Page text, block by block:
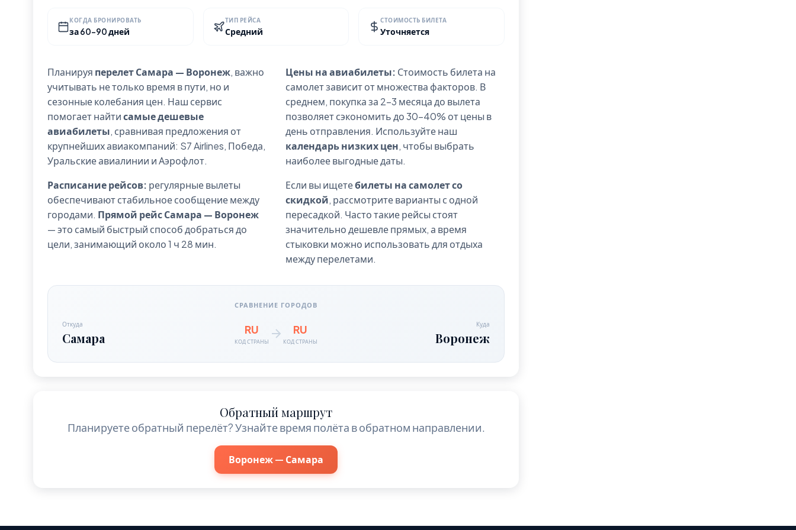
КОГДА БРОНИРОВАТЬ
за 60-90 дней
ТИП РЕЙСА
Средний
СТОИМОСТЬ БИЛЕТА
Уточняется
Планируя перелет Самара — Воронеж, важно
учитывать не только время в пути, но и
сезонные колебания цен. Наш сервис
помогает найтисамые дешевые
авиабилеты, сравнивая предложения от
крупнейших авиакомпаний: S7 Airlines, Победа,
Уральские авиалинии и Аэрофлот.
Расписание рейсов: регулярные вылеты
обеспечивают стабильное сообщение между
городами. Прямой рейс Самара — Воронеж
— это самый быстрый способ добраться до
цели, занимающий около 1 ч 28 мин.
Цены на авиабилеты: Стоимость билета на
самолет зависит от множества факторов. В
среднем, покупка за 2-3 месяца до вылета
позволяет сэкономить до 30-40% от цены в
день отправления. Используйте наш
календарь низких цен, чтобы выбрать
наиболее выгодные даты.
Если вы ищетебилеты на самолет со
скидкой, рассмотрите варианты с одной
пересадкой. Часто такие рейсы стоят
значительно дешевле прямых, а время
стыковки можно использовать для отдыха
между перелетами.
СРАВНЕНИЕ ГОРОДОВ
Откуда
Самара
RU
КОД СТРАНЫ
RU
КОД СТРАНЫ
Куда
Воронеж
Обратный маршрут
Планируете обратный перелёт? Узнайте время полёта в обратном направлении.
Воронеж — Самара